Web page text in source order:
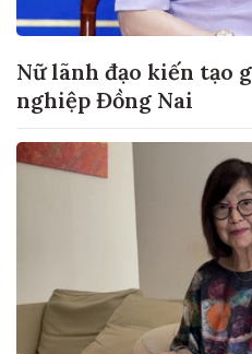
Nữ lãnh đạo kiến tạo
nghiệp Đồng Nai